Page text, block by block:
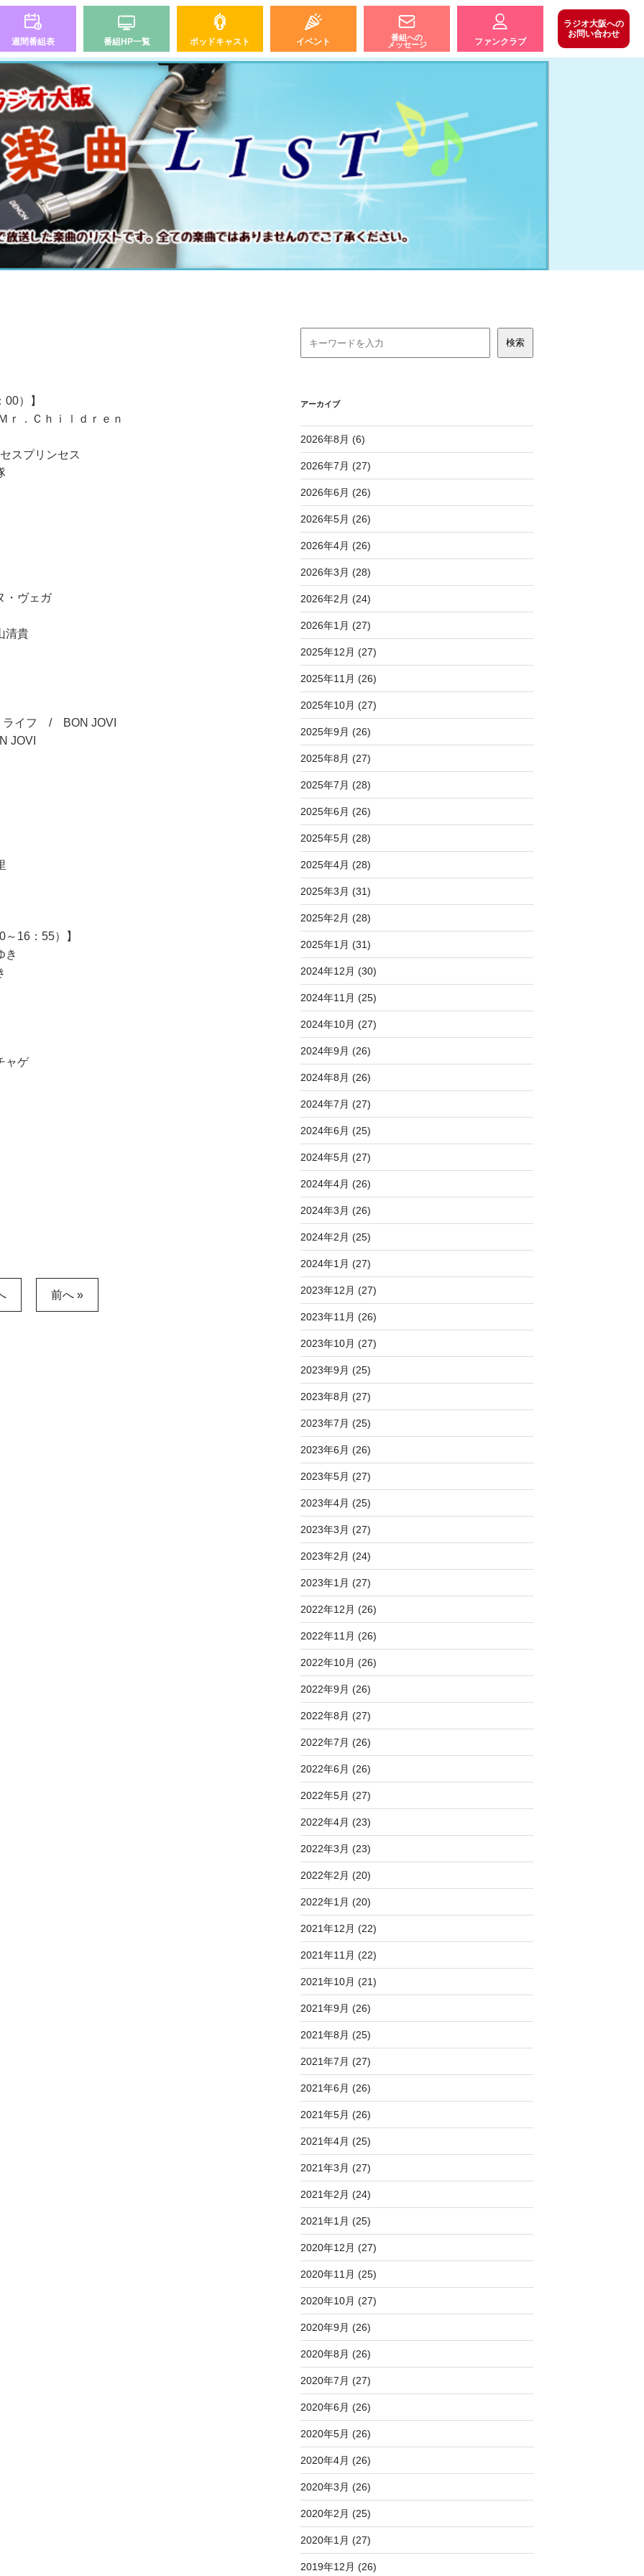
週間番組表 番組HP一覧 ポッドキャスト イベント
番組への
メッセージ
ファンクラブ
ラジオ大阪への
お問い合わせ
）】
．Ｃｈｉｌｄｒｅｎ
プリンセス
ヴェガ
清貴
ライフ / BON JOVI
JOVI
16：55）】
ゲ
前へ »
アーカイブ
2026年8月 (6)
2026年7月 (27)
2026年6月 (26)
2026年5月 (26)
2026年4月 (26)
2026年3月 (28)
2026年2月 (24)
2026年1月 (27)
2025年12月 (27)
2025年11月 (26)
2025年10月 (27)
2025年9月 (26)
2025年8月 (27)
2025年7月 (28)
2025年6月 (26)
2025年5月 (28)
2025年4月 (28)
2025年3月 (31)
2025年2月 (28)
2025年1月 (31)
2024年12月 (30)
2024年11月 (25)
2024年10月 (27)
2024年9月 (26)
2024年8月 (26)
2024年7月 (27)
2024年6月 (25)
2024年5月 (27)
2024年4月 (26)
2024年3月 (26)
2024年2月 (25)
2024年1月 (27)
2023年12月 (27)
2023年11月 (26)
2023年10月 (27)
2023年9月 (25)
2023年8月 (27)
2023年7月 (25)
2023年6月 (26)
2023年5月 (27)
2023年4月 (25)
2023年3月 (27)
2023年2月 (24)
2023年1月 (27)
2022年12月 (26)
2022年11月 (26)
2022年10月 (26)
2022年9月 (26)
2022年8月 (27)
2022年7月 (26)
2022年6月 (26)
2022年5月 (27)
2022年4月 (23)
2022年3月 (23)
2022年2月 (20)
2022年1月 (20)
2021年12月 (22)
2021年11月 (22)
2021年10月 (21)
2021年9月 (26)
2021年8月 (25)
2021年7月 (27)
2021年6月 (26)
2021年5月 (26)
2021年4月 (25)
2021年3月 (27)
2021年2月 (24)
2021年1月 (25)
2020年12月 (27)
2020年11月 (25)
2020年10月 (27)
2020年9月 (26)
2020年8月 (26)
2020年7月 (27)
2020年6月 (26)
2020年5月 (26)
2020年4月 (26)
2020年3月 (26)
2020年2月 (25)
2020年1月 (27)
2019年12月 (26)